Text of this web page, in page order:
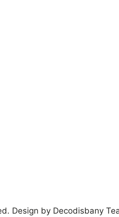
Design by Decodisbany